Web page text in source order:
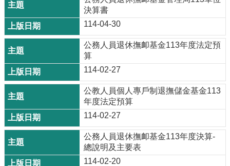
決算書
114-04-30
公務人員退休撫卹基金113年度法定預
算
114-02-27
公教人員個人專戶制退撫儲金基金113
年度法定預算
114-02-27
公務人員退休撫卹基金113年度決算-
總說明及主要表
114-02-20